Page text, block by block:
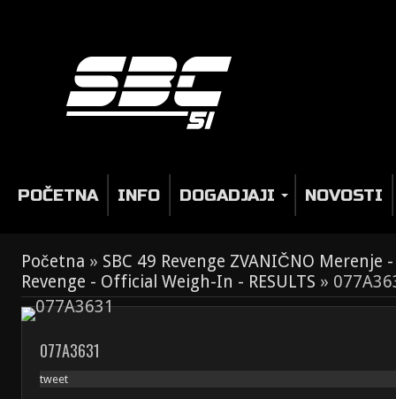
POČETNA INFO DOGADJAJI NOVOSTI
Početna » SBC 49 Revenge ZVANIČNO Merenje -
Revenge - Official Weigh-In - RESULTS »
077A3631
tweet